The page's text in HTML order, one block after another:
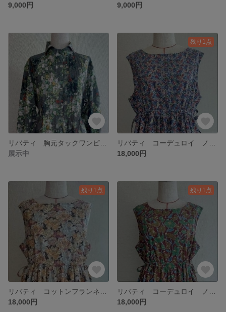
9,000円
9,000円
展示中
残り1点
18,000円
残り1点
18,000円
残り1点
18,000円